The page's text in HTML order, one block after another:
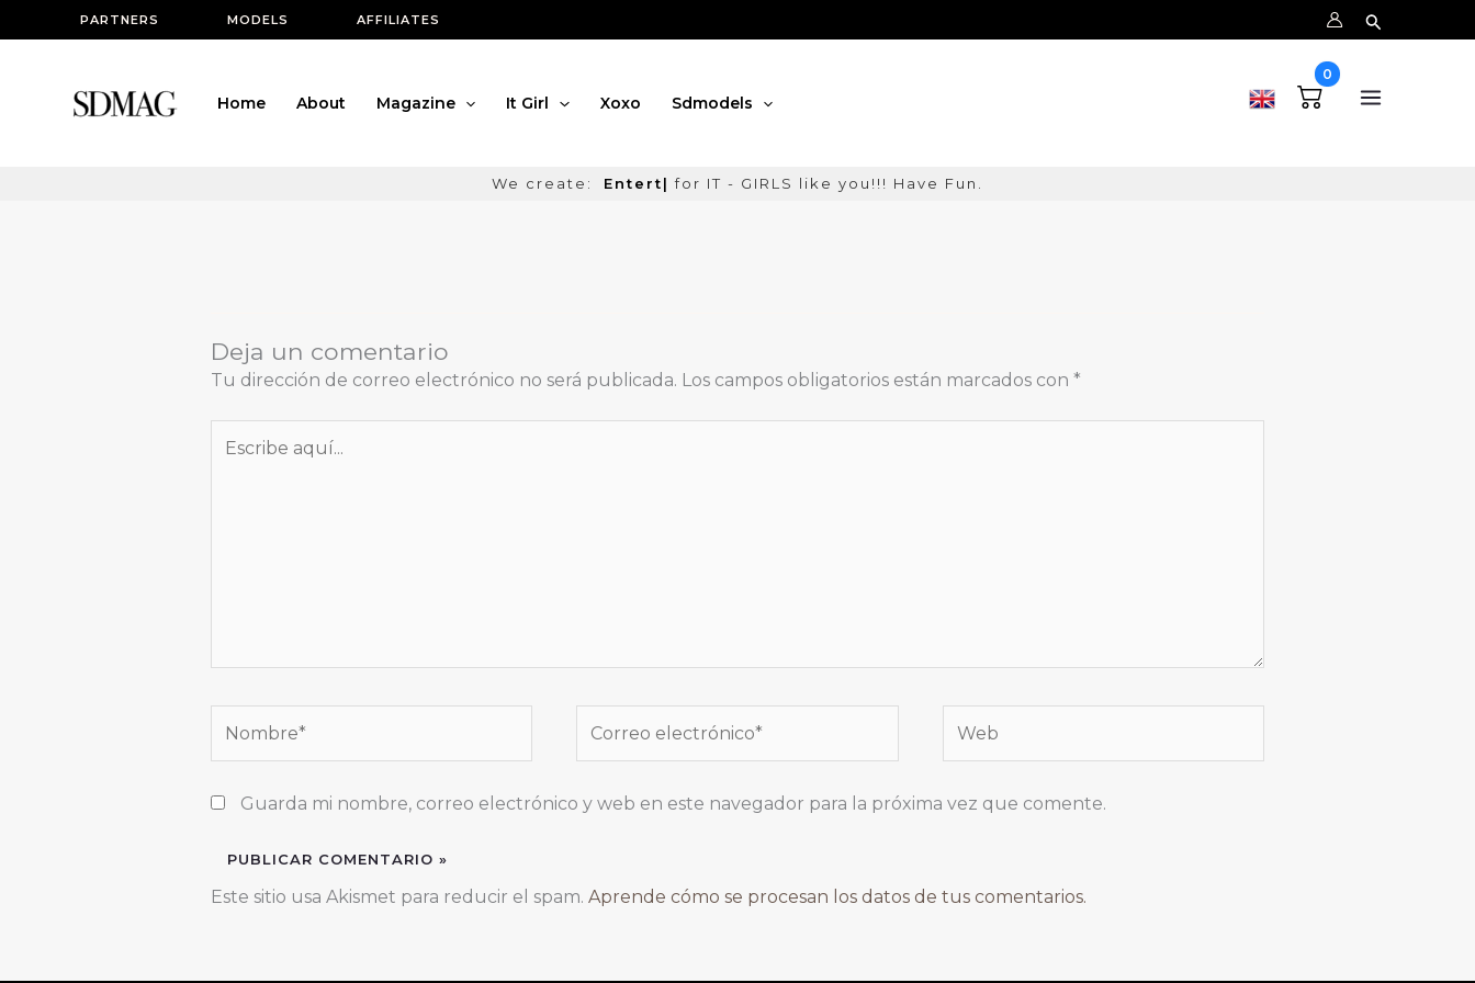
al
PARTNERS MODELS AFFILIATES
Home About Magazine It Girl Xoxo Sdmodels
0
We create: Entertai |for IT - GIRLS like you!!! Have Fun.
Deja un comentario
Tu dirección de correo electrónico no será publicada. Los campos obligatorios están marcados con *
aquí...
electrónico*
Guarda mi nombre, correo electrónico y web en este navegador para la próxima vez que comente.
Este sitio usa Akismet para reducir el spam. Aprende cómo se procesan los datos de tus comentarios.